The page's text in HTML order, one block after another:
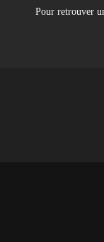
Pour retrouver